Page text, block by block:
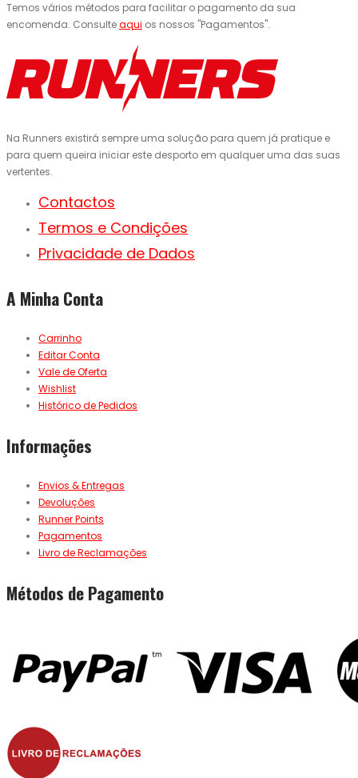
Temos vários métodos para facilitar o pagamento da sua
encomenda. Consulteaqui os nossos "Pagamentos".
Na Runners existirá sempre uma solução para quem já pratique e
para quem queira iniciar este desporto em qualquer uma das suas
vertentes.
Contactos
Termos e Condições
Privacidade de Dados
A Minha Conta
Carrinho
Editar Conta
Vale de Oferta
Wishlist
Histórico de Pedidos
Informações
Envios & Entregas
Devoluções
Runner Points
Pagamentos
Livro de Reclamações
Métodos de Pagamento